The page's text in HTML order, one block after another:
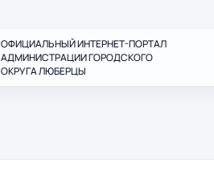
ОФИЦИАЛЬНЫЙ ИНТЕРНЕТ-ПОРТАЛ
АДМИНИСТРАЦИИ ГОРОДСКОГО
ОКРУГА ЛЮБЕРЦЫ